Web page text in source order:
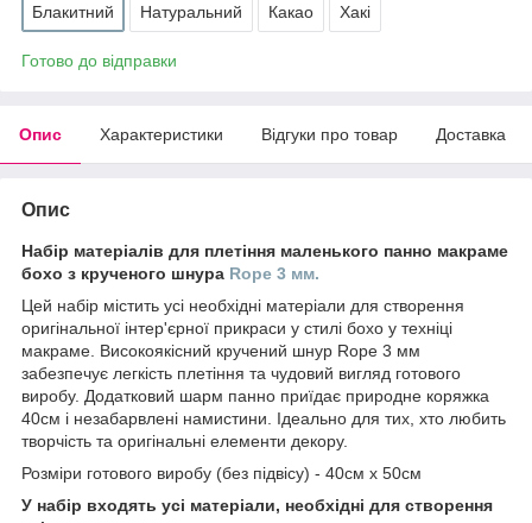
Блакитний Натуральний Какао Хакі
Готово до відправки
Опис Характеристики Відгуки про товар Доставка
Опис
Набір матеріалів для плетіння маленького панно макраме
бохо з крученого шнура Rope 3 мм.
Цей набір містить усі необхідні матеріали для створення
оригінальної інтер'єрної прикраси у стилі бохо у техніці
макраме. Високоякісний кручений шнур Rope 3 мм
забезпечує легкість плетіння та чудовий вигляд готового
виробу. Додатковий шарм панно приїдає природне коряжка
40см і незабарвлені намистини. Ідеально для тих, хто любить
творчість та оригінальні елементи декору.
Розміри готового виробу (без підвісу) - 40см х 50см
У набір входять усі матеріали, необхідні для створення